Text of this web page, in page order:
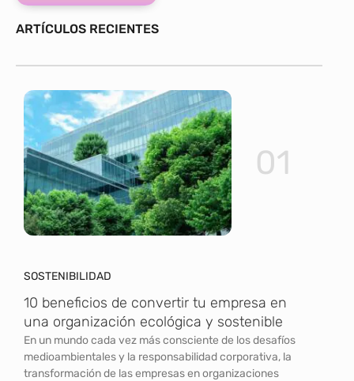
ARTÍCULOS RECIENTES
01
SOSTENIBILIDAD
10 beneficios de convertir tu empresa en
una organización ecológica y sostenible
En un mundo cada vez más consciente de los desafíos
medioambientales y la responsabilidad corporativa, la
transformación de las empresas en organizaciones